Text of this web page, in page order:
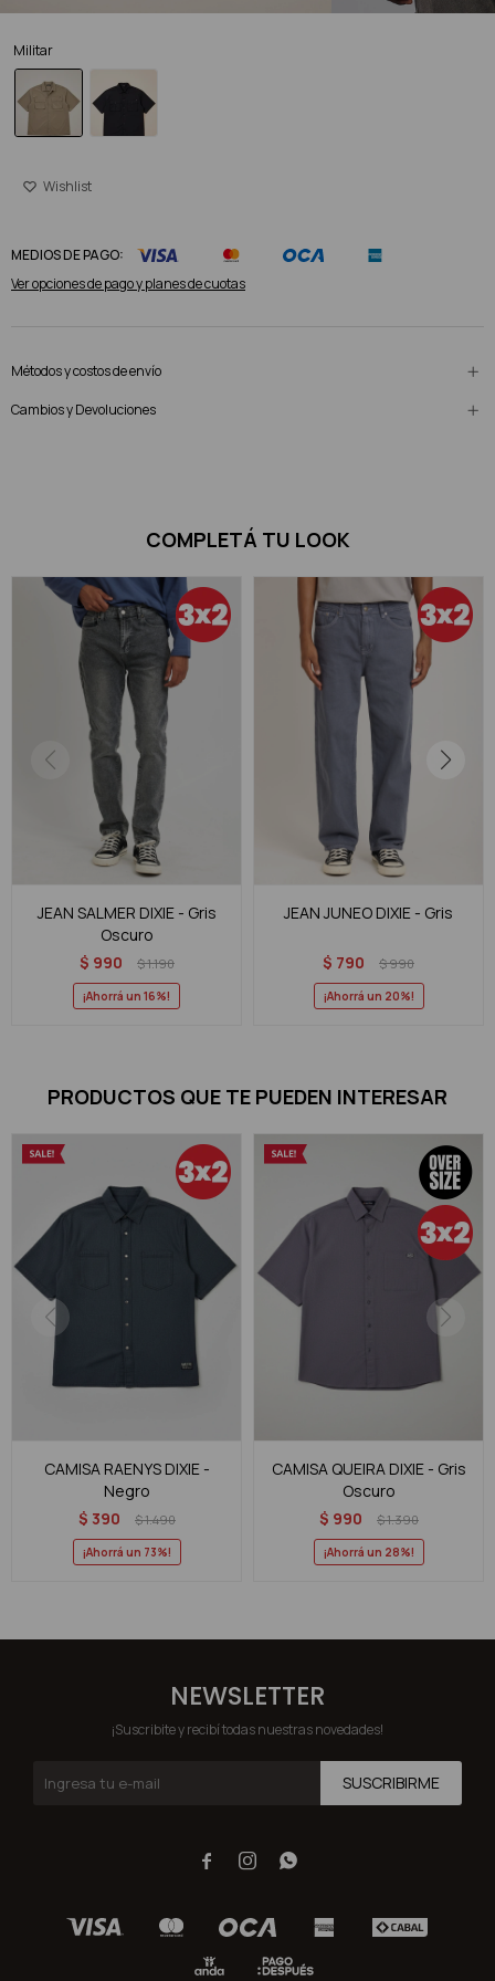
Militar
MEDIOS DE PAGO:
Ver opciones de pago y planes de cuotas
Métodos y costos de envío
Cambios y Devoluciones
COMPLETÁ TU LOOK
JEAN SALMER DIXIE - Gris
Oscuro
$ 990 $1.190
16
JEAN JUNEO DIXIE - Gris
$ 790 $990
20
PRODUCTOS QUE TE PUEDEN INTERESAR
CAMISA RAENYS DIXIE -
Negro
$ 390 $1.490
73
CAMISA QUEIRA DIXIE - Gris
Oscuro
$ 990 $1.390
28
NEWSLETTER
¡Suscribite y recibí todas nuestras novedades!
SUSCRIBIRME
  